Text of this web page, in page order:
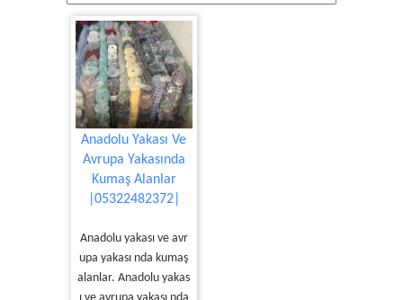
Anadolu Yakası Ve
Avrupa Yakasında
Kumaş Alanlar
|05322482372|
Anadolu yakası ve avr
upa yakası nda kumaş
alanlar. Anadolu yakas